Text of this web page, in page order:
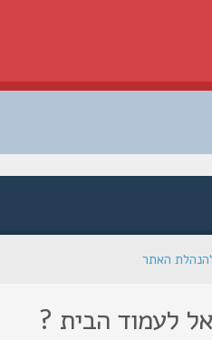
האתר
לעמוד הבית ?